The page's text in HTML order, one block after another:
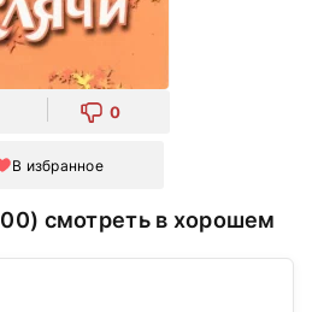
0
В избранное